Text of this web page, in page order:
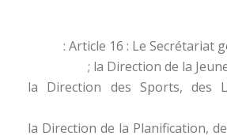
Article 16 : Le Secrétariat
– la Direction des Sports, des
– la Direction de la Planification,